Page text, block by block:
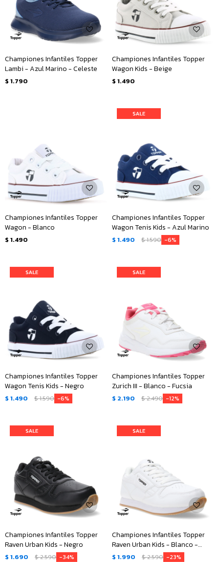
Championes Infantiles Topper
Lambi - Azul Marino - Celeste
$ 1.790
Championes Infantiles Topper
Wagon Kids - Beige
$ 1.490
Championes Infantiles Topper
Wagon - Blanco
$ 1.490
Championes Infantiles Topper
Wagon Tenis Kids - Azul Marino
$ 1.490 $1.590 6
Championes Infantiles Topper
Wagon Tenis Kids - Negro
$ 1.490 $1.590 6
Championes Infantiles Topper
Zurich III - Blanco - Fucsia
$ 2.190 $2.490 12
Championes Infantiles Topper
Raven Urban Kids - Negro
$ 1.690 $2.590 34
Championes Infantiles Topper
Raven Urban Kids - Blanco -
Negro
$ 1.990 $2.590 23